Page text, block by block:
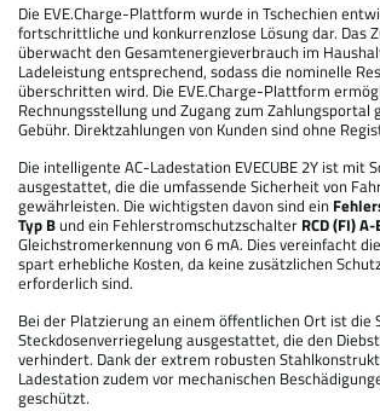
Die EVE.Charge-Plattform wurde in Tschechien
fortschrittliche und konkurrenzlose Lösung dar. Das
überwacht den Gesamtenergieverbrauch im
Ladeleistung entsprechend, sodass die nominelle
überschritten wird. Die EVE.Charge-Plattform
Rechnungsstellung und Zugang zum Zahlungsportal
Gebühr. Direktzahlungen von Kunden sind ohne
Die intelligente AC-Ladestation EVECUBE 2Y ist mit
ausgestattet, die die umfassende Sicherheit von
gewährleisten. Die wichtigsten davon sind ein
Typ Bund ein Fehlerstromschutzschalter RCD (FI) A-
Gleichstromerkennung von 6 mA. Dies vereinfacht
spart erhebliche Kosten, da keine zusätzlichen
erforderlich sind.
Bei der Platzierung an einem öffentlichen Ort ist
Steckdosenverriegelung ausgestattet, die den
verhindert. Dank der extrem robusten
Ladestation zudem vor mechanischen
geschützt.